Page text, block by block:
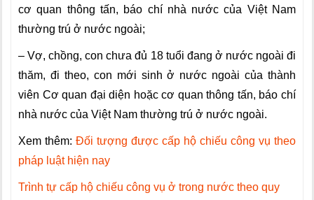
cơ quan thông tấn, báo chí nhà nước của Việt Nam
thường trú ở nước ngoài;
– Vợ, chồng, con chưa đủ 18 tuổi đang ở nước ngoài đi
thăm, đi theo, con mới sinh ở nước ngoài của thành
viên Cơ quan đại diện hoặc cơ quan thông tấn, báo chí
nhà nước của Việt Nam thường trú ở nước ngoài.
Xem thêm: Đối tượng được cấp hộ chiếu công vụ theo
pháp luật hiện nay
Trình tự cấp hộ chiếu công vụ ở trong nước theo quy